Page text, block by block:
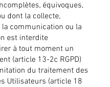
équivoques,
dont la collecte,
communication ou la
est interdite
à tout moment un
(article 13-2c RGPD)
du traitement des
Utilisateurs (article 18